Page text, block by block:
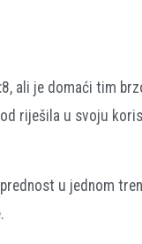
ali je domaći tim
riješila u svoju
u jednom